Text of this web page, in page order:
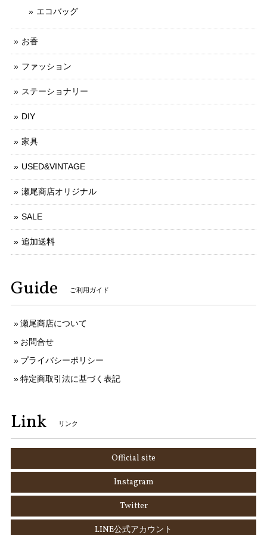
エコバッグ
お香
ファッション
ステーショナリー
DIY
家具
USED&VINTAGE
瀬尾商店オリジナル
SALE
追加送料
Guide ご利用ガイド
瀬尾商店について
お問合せ
プライバシーポリシー
特定商取引法に基づく表記
Link リンク
Official site
Instagram
Twitter
LINE公式アカウント